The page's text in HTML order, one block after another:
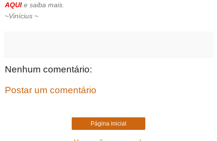
AQUI e saiba mais.
~Vinícius ~
Nenhum comentário:
Postar um comentário
Página inicial